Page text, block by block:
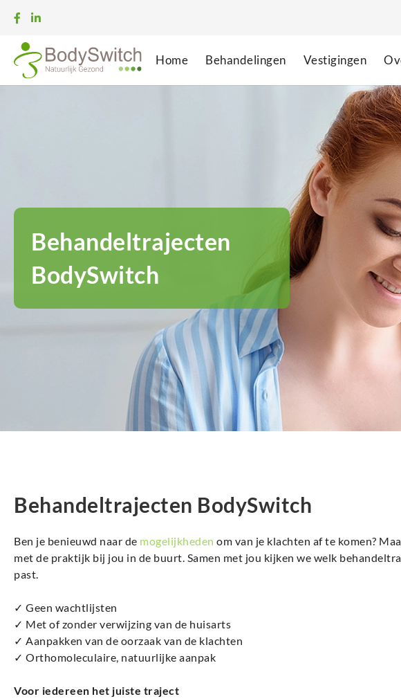
Home Behandelingen Vestigingen
Behandeltrajecten
BodySwitch
Behandeltrajecten BodySwitch
Ben je benieuwd naar de mogelijkheden om van je klachten af te komen?
met de praktijk bij jou in de buurt. Samen met jou kijken we welk
past.
✓ Geen wachtlijsten
✓ Met of zonder verwijzing van de huisarts
✓ Aanpakken van de oorzaak van de klachten
✓ Orthomoleculaire, natuurlijke aanpak
Voor iedereen het juiste traject